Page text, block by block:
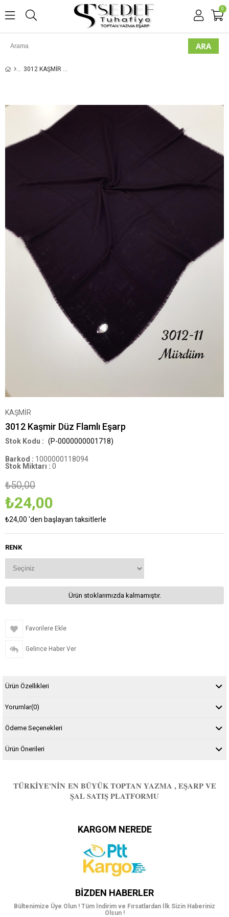
0
3012 KAŞMIR DÜZ FLAMLI EŞARP
KAŞMİR
3012 Kaşmir Düz Flamlı Eşarp
(P-0000000001718)
Barkod : 1000000118094
Stok Miktarı : 0
₺50,00
₺24,00
₺24,00 'den başlayan taksitlerle
RENK
Ürün stoklarımızda kalmamıştır.
Favorilere Ekle
Gelince Haber Ver
Ürün Özellikleri
Yorumlar(0)
Ödeme Seçenekleri
Ürün Önerileri
TÜRKIYE'NIN EN BÜYÜK TOPTAN YAZMA , EŞARP VE
ŞAL SATIŞ PLATFORMU
KARGOM NEREDE
BIZDEN HABERLER
Bültenimize Üye Olun ! Tüm İndirim ve Fırsatlardan İlk Sizin Haberiniz
Olsun !